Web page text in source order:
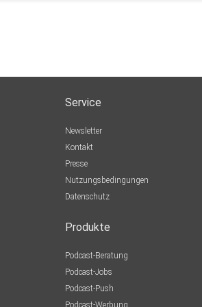
Service
Newsletter
Kontakt
Presse
Nutzungsbedingungen
Datenschutz
Produkte
Podcast-Beratung
Podcast-Jobs
Podcast-Push
Podcast-Werbung